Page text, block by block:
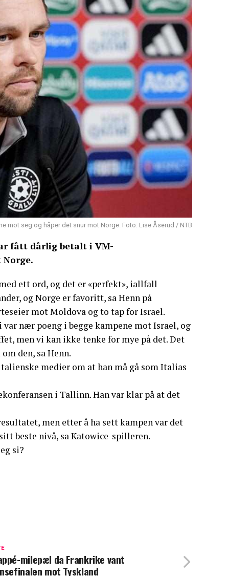
mot seg og håper det snur mot Norge. Foto: Lise Åserud / NTB
fått dårlig betalt i VM-
ett ord, og det er «perfekt», iallfall
og Norge er favoritt, sa Henn på
mot Moldova og to tap for Israel.
nær poeng i begge kampene mot Israel, og
men vi kan ikke tenke for mye på det. Det
den, sa Henn.
medier om at han må gå som Italias
i Tallinn. Han var klar på at det
men etter å ha sett kampen var det
beste nivå, sa Katowice-spilleren.
si?
milepæl da Frankrike vant
mot Tyskland